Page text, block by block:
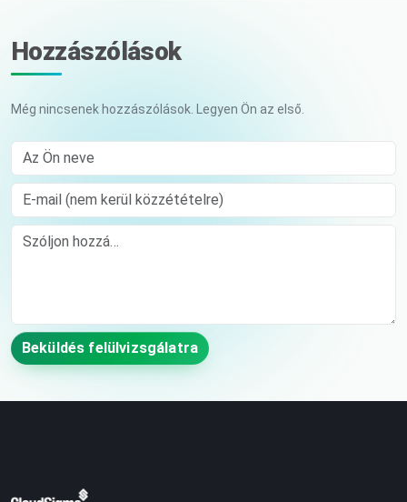
Hozzászólások
Még nincsenek hozzászólások. Legyen Ön az első.
Az Ön neve
E-mail (nem kerül közzétételre)
Comment
Beküldés felülvizsgálatra